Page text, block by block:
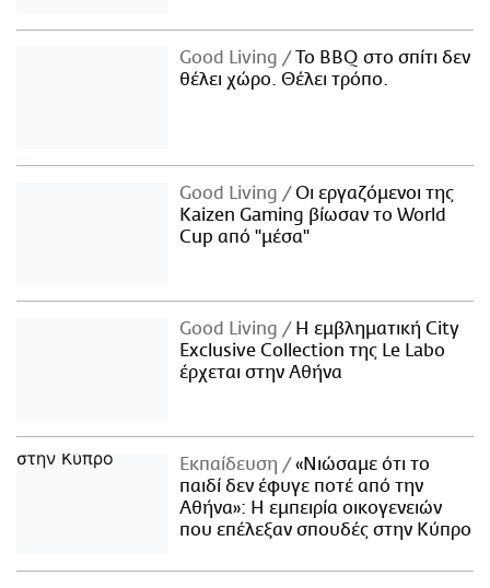
Good Living
Το BBQ στο σπίτι δεν
θέλει χώρο. Θέλει τρόπο.
Good Living
Οι εργαζόμενοι της
Kaizen Gaming βίωσαν το World
Cup από "μέσα"
Good Living
Η εμβληματική City
Exclusive Collection της Le Labo
έρχεται στην Αθήνα
Εκπαίδευση
«Νιώσαμε ότι το
παιδί δεν έφυγε ποτέ από την
Αθήνα»: Η εμπειρία οικογενειών
που επέλεξαν σπουδές στην Κύπρο